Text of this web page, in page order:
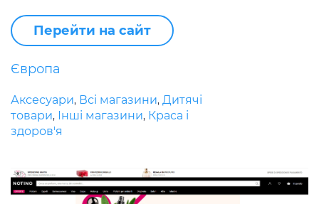
Перейти на сайт
Європа
Аксесуари, Всі магазини, Дитячі
товари, Інші магазини, Краса і
здоров'я